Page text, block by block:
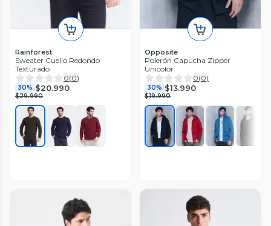
Rainforest
Sweater Cuello Redondo
Texturado
0(0)
30% $20.990
$29.990
Opposite
Polerón Capucha Zipper
Unicolor
0(0)
30% $13.990
$19.990